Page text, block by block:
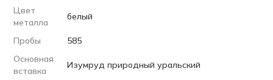
Цвет
металла
белый
Пробы
585
Основная
вставка
Изумруд природный уральский